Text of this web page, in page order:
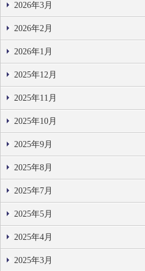
2026年3月
2026年2月
2026年1月
2025年12月
2025年11月
2025年10月
2025年9月
2025年8月
2025年7月
2025年5月
2025年4月
2025年3月